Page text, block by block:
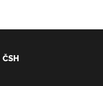
ČSH